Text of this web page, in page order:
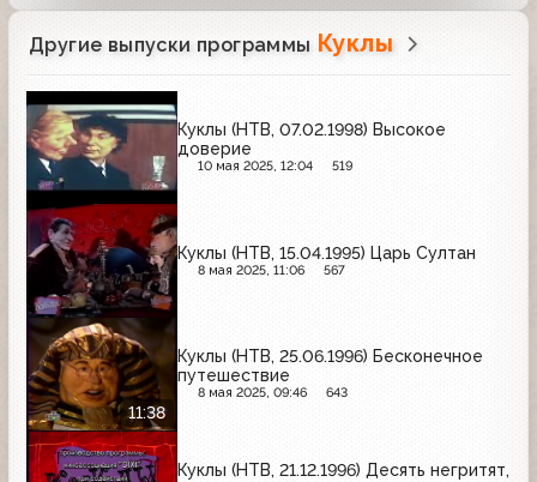
Другие выпуски программы Куклы
Куклы (НТВ, 07.02.1998) Высокое
доверие
10 мая 2025, 12:04 519
Куклы (НТВ, 15.04.1995) Царь Султан
8 мая 2025, 11:06 567
11:38
Куклы (НТВ, 25.06.1996) Бесконечное
путешествие
8 мая 2025, 09:46 643
Куклы (НТВ, 21.12.1996) Десять негритят,